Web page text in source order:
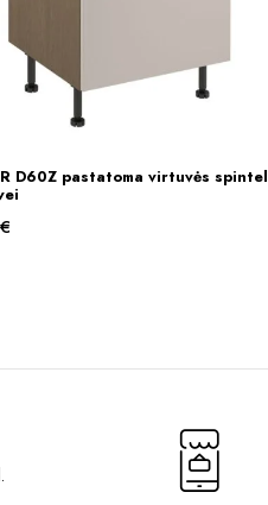
Į KREPŠELĮ
D60Z pastatoma virtuvės
€